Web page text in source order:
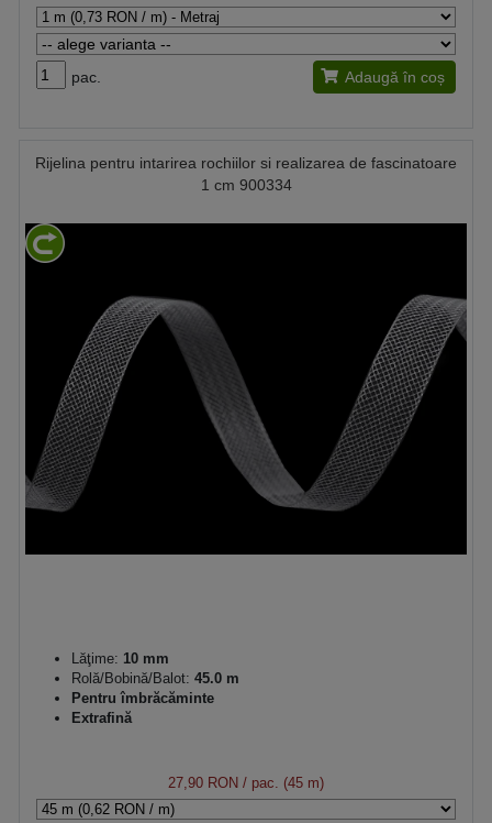
pac. Adaugă în coș
Rijelina pentru intarirea rochiilor si realizarea de fascinatoare
1 cm 900334
Lăţime: 10 mm
Rolă/Bobină/Balot: 45.0 m
Pentru îmbrăcăminte
Extrafină
27,90 RON / pac. (45 m)